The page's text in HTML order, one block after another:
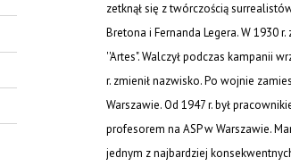
zetknął się z twórczością
Bretona i Fernanda Legera. W 1930 r.
''Artes". Walczył podczas kampanii
r. zmienił nazwisko. Po wojnie
Warszawie. Od 1947 r. był
profesorem na ASP w Warszawie.
jednym z najbardziej